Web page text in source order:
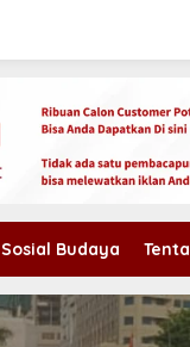
Sosial Budaya